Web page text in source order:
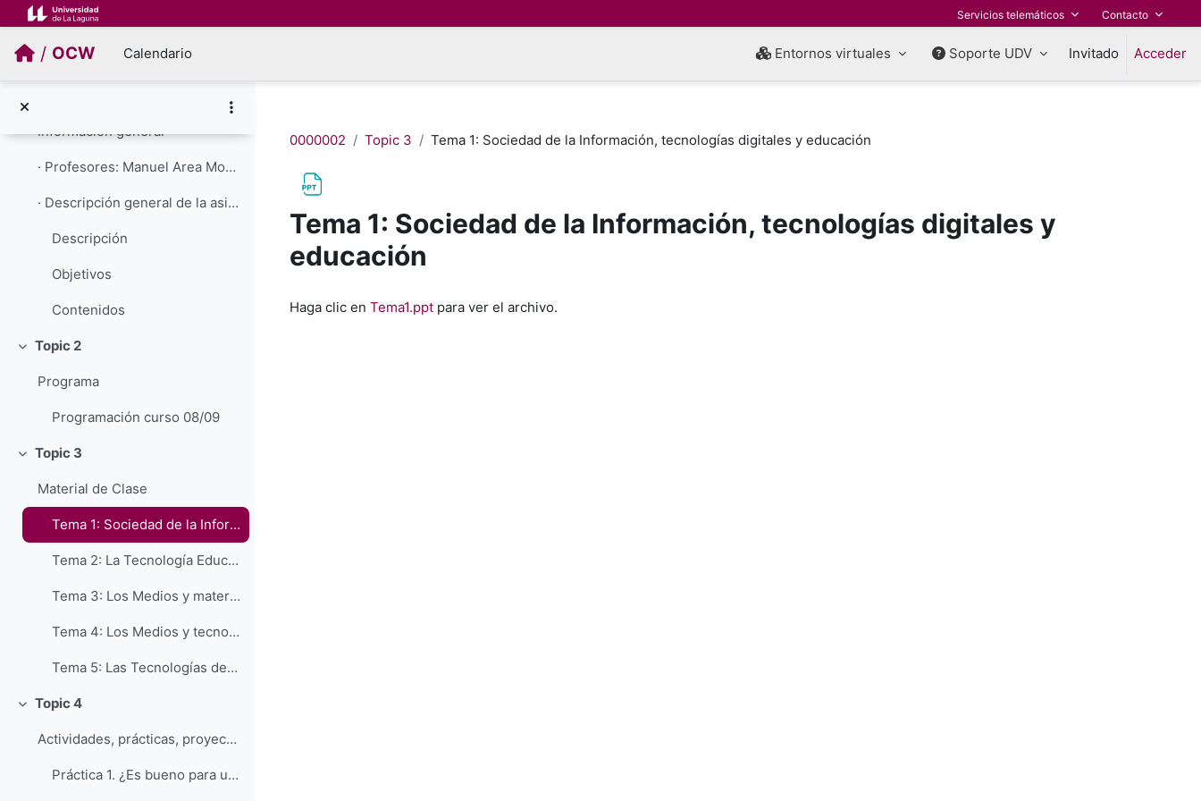
Salta al contenido principal Servicios telemáticos Contacto
/ OCW Calendario Entornos virtuales Soporte UDV Invitado Acceder
Tecnología Educativa
Prof. MANUEL AREA MOREIRA
Colapsar
Información general
· Profesores: Manuel Area Moreira· Asignatura: Te...
· Descripción general de la asignatura:
Descripción
Objetivos
Contenidos
Colapsar
Topic 2
Programa
Programación curso 08/09
Colapsar
Topic 3
Material de Clase
Tema 1: Sociedad de la Información, tecnologías digitales y educación
Tema 2: La Tecnología Educativa como campo de estudio pedagógico
Tema 3: Los Medios y materiales de enseñanza.
Tema 4: Los Medios y tecnologías en la educación escolar
Tema 5: Las Tecnologías de la Información y Comunicación en la Educación
Colapsar
Topic 4
Actividades, prácticas, proyectos y/o casos
Práctica 1. ¿Es bueno para un niño estudiar desde casa a través de Internet?
0000002 Topic 3 Tema 1: Sociedad de la Información, tecnologías digitales y educación
Tema 1: Sociedad de la Información, tecnologías digitales y
educación
Haga clic en Tema1.ppt para ver el archivo.